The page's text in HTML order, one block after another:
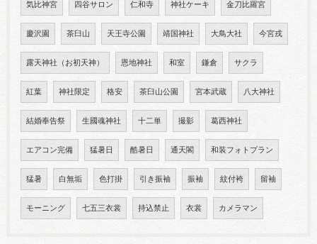
気比神宮 四谷サロン 仁和寺 神社ケーキ 金刀比羅宮
慶沢園 茶臼山 天王寺公園 靖国神社 大鳥大社 今宮戎
露天神社（お初天神） 恩地神社 和室 鎌倉 サクラ
紅葉 神社限定 格安 茶臼山公園 宮本武蔵 八大神社
結婚奉告祭 生國魂神社 十二単 撮影 葛西神社
エアコン完備 猛暑日 酷暑日 通天閣 和装フォトプラン
猛暑 白無垢 色打掛 引き振袖 振袖 紋付袴 留袖
モーニング 七五三衣裳 持込禁止 衣裳 カメラマン